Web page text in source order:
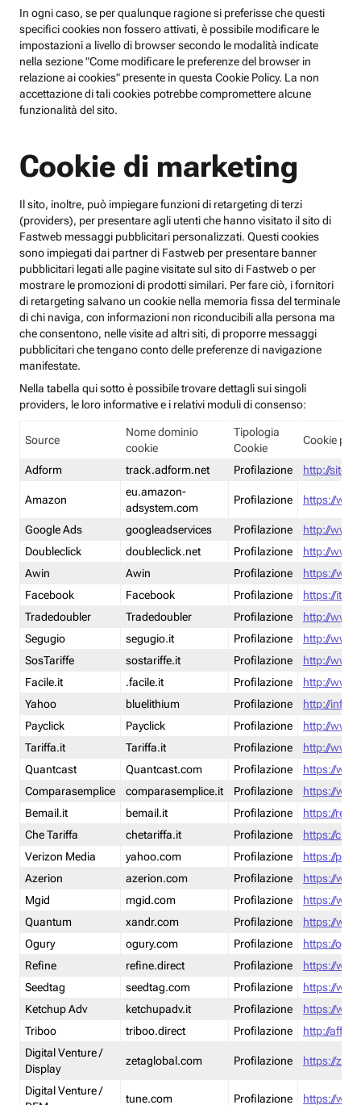
In ogni caso, se per qualunque ragione si preferisse che questi
specifici cookies non fossero attivati, è possibile modificare le
impostazioni a livello di browser secondo le modalità indicate
nella sezione "Come modificare le preferenze del browser in
relazione ai cookies" presente in questa Cookie Policy. La non
accettazione di tali cookies potrebbe compromettere alcune
funzionalità del sito.
Cookie di marketing
Il sito, inoltre, può impiegare funzioni di retargeting di terzi
(providers), per presentare agli utenti che hanno visitato il sito di
Fastweb messaggi pubblicitari personalizzati. Questi cookies
sono impiegati dai partner di Fastweb per presentare banner
pubblicitari legati alle pagine visitate sul sito di Fastweb o per
mostrare le promozioni di prodotti similari. Per fare ciò, i fornitori
di retargeting salvano un cookie nella memoria fissa del terminale
di chi naviga, con informazioni non riconducibili alla persona ma
che consentono, nelle visite ad altri siti, di proporre messaggi
pubblicitari che tengano conto delle preferenze di navigazione
manifestate.
Nella tabella qui sotto è possibile trovare dettagli sui singoli
providers, le loro informative e i relativi moduli di consenso:
Source
Nome dominio
cookie
Tipologia
Cookie
Cookie
Adform track.adform.net Profilazione http://
Amazon
eu.amazon-
adsystem.com
Profilazione https://
Google Ads googleadservices Profilazione
http://
Doubleclick
doubleclick.net Profilazione
http://
Awin
Awin Profilazione
https://
Facebook
Facebook Profilazione
https://it-
Tradedoubler
Tradedoubler Profilazione
http://
Segugio
segugio.it Profilazione
http://
SosTariffe
sostariffe.it Profilazione
http://
Facile.it
.facile.it Profilazione
http://
Yahoo
bluelithium Profilazione
http://
Payclick
Payclick Profilazione
http://
Tariffa.it
Tariffa.it Profilazione
http://
Quantcast
Quantcast.com Profilazione
https://
Comparasemplice
comparasemplice.it Profilazione
https://
Bemail.it
bemail.it Profilazione
https://
Che Tariffa
chetariffa.it Profilazione
https://
Verizon Media
yahoo.com Profilazione
https://
Azerion
azerion.com Profilazione
https://
Mgid
mgid.com Profilazione
https://
Quantum
xandr.com Profilazione
https://
Ogury
ogury.com Profilazione
https://
Refine
refine.direct Profilazione
https://
Seedtag
seedtag.com Profilazione
https://
Ketchup Adv
ketchupadv.it Profilazione
https://
Triboo
triboo.direct Profilazione
http://
Digital Venture /
Display
zetaglobal.com Profilazione https://
Digital Venture /
tune.com Profilazione https://